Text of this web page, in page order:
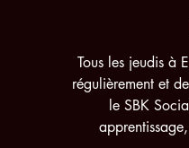
Tous les jeudis à
régulièrement et
le SBK